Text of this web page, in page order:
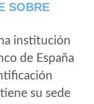
SOBRE
institución
de España
su sede